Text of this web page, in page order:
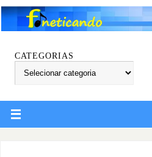
CATEGORIAS